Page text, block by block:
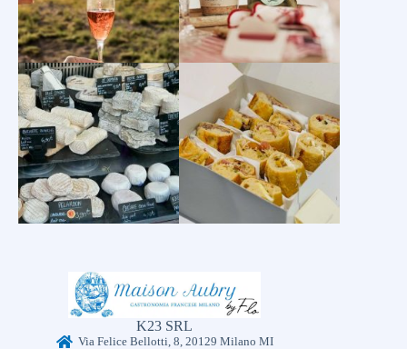
K23 SRL
Via Felice Bellotti, 8, 20129 Milano MI